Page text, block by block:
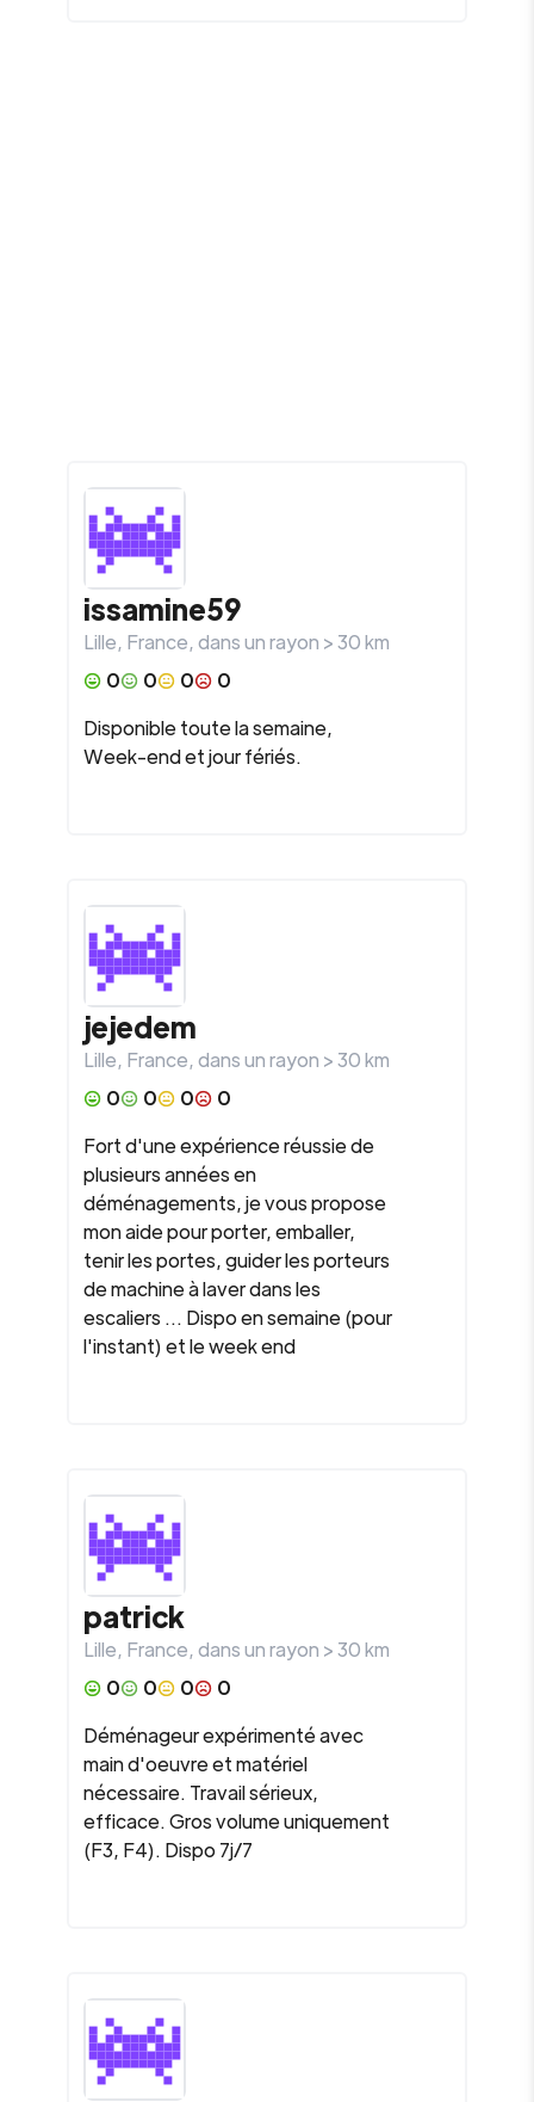
issamine59
Lille, France, dans un rayon >30km
0
0 0
0
Disponible toute la semaine,
Week-end et jour fériés.
jejedem
Lille, France, dans un rayon >30km
0
0 0
0
Fort d'une expérience réussie de
plusieurs années en
déménagements, je vous propose
mon aide pour porter, emballer,
tenir les portes, guider les porteurs
de machine à laver dans les
escaliers ... Dispo en semaine (pour
l'instant) et le week end
patrick
Lille, France, dans un rayon >30km
0
0 0
0
Déménageur expérimenté avec
main d'oeuvre et matériel
nécessaire. Travail sérieux,
efficace. Gros volume uniquement
(F3, F4). Dispo 7j/7